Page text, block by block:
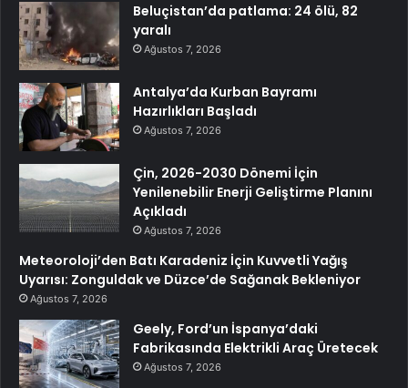
Beluçistan’da patlama: 24 ölü, 82
yaralı
Ağustos 7, 2026
Antalya’da Kurban Bayramı
Hazırlıkları Başladı
Ağustos 7, 2026
Çin, 2026-2030 Dönemi İçin
Yenilenebilir Enerji Geliştirme Planını
Açıkladı
Ağustos 7, 2026
Meteoroloji’den Batı Karadeniz İçin Kuvvetli Yağış
Uyarısı: Zonguldak ve Düzce’de Sağanak Bekleniyor
Ağustos 7, 2026
Geely, Ford’un İspanya’daki
Fabrikasında Elektrikli Araç Üretecek
Ağustos 7, 2026